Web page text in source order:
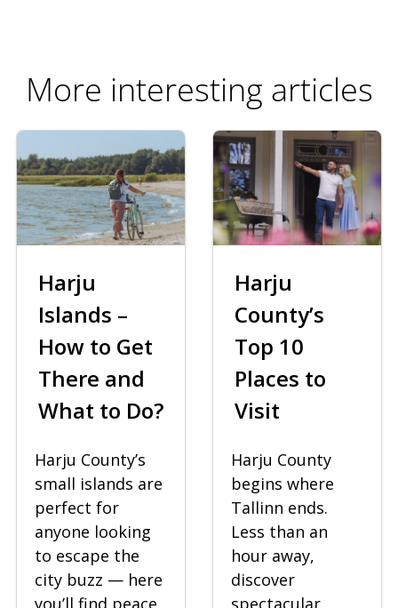
More interesting articles
Harju
Islands –
How to Get
There and
What to Do?
Harju County’s
small islands are
perfect for
anyone looking
to escape the
city buzz — here
you’ll find peace,
Harju
County’s
Top 10
Places to
Visit
Harju County
begins where
Tallinn ends.
Less than an
hour away,
discover
spectacular